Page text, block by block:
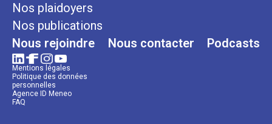
Nos plaidoyers
Nos publications
Nous rejoindre Nous contacter Podcasts
Mentions légales
Politique des données
personnelles
Agence ID Meneo
FAQ